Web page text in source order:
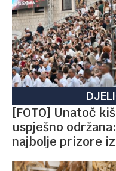
[FOTO] Unatoč
uspješno
najbolje prizore